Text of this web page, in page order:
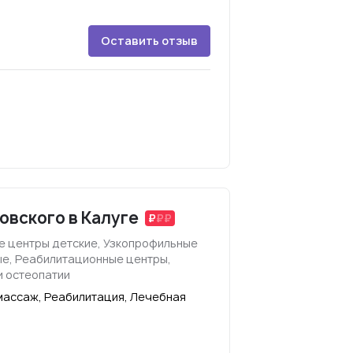
Оставить отзыв
в Калуге
центры детские, Узкопрофильные
Реабилитационные центры,
остеопатии
Реабилитация, Лечебная